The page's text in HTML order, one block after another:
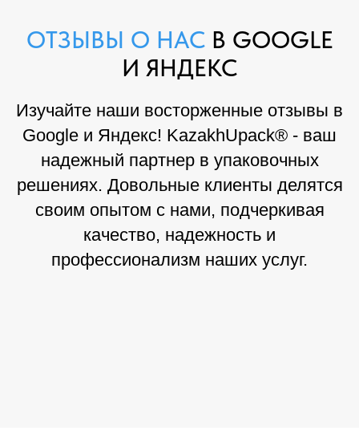
ОТЗЫВЫ О НАСВ GOOGLE
И ЯНДЕКС
Изучайте наши восторженные отзывы в
Google и Яндекс! KazakhUpack® - ваш
надежный партнер в упаковочных
решениях. Довольные клиенты делятся
своим опытом с нами, подчеркивая
качество, надежность и
профессионализм наших услуг.